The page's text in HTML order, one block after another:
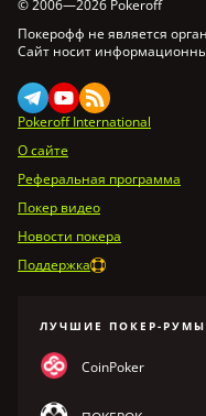
© 2006—2026 Pokeroff
Покерофф не является
Сайт носит
Pokeroff International
О сайте
Реферальная программа
Покер видео
Новости покера
Поддержка
ЛУЧШИЕ ПОКЕР-РУМЫ
CoinPoker